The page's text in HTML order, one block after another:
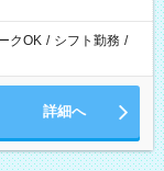
クOK / シフト勤務 /
詳細へ